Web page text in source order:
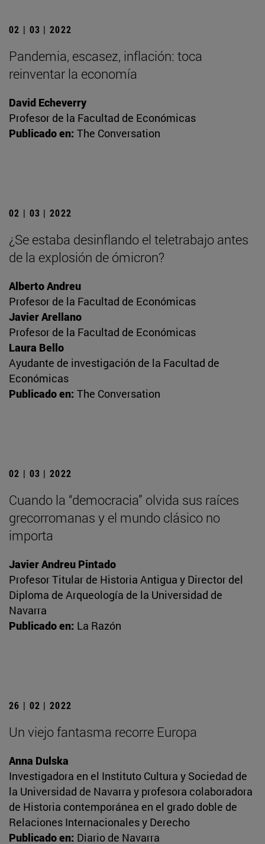
02 | 03 | 2022
Pandemia, escasez, inflación: toca
reinventar la economía
David Echeverry
Profesor de la Facultad de Económicas
Publicado en: The Conversation
02 | 03 | 2022
¿Se estaba desinflando el teletrabajo antes
de la explosión de ómicron?
Alberto Andreu
Profesor de la Facultad de Económicas
Javier Arellano
Profesor de la Facultad de Económicas
Laura Bello
Ayudante de investigación de la Facultad de
Económicas
Publicado en: The Conversation
02 | 03 | 2022
Cuando la “democracia” olvida sus raíces
grecorromanas y el mundo clásico no
importa
Javier Andreu Pintado
Profesor Titular de Historia Antigua y Director del
Diploma de Arqueología de la Universidad de
Navarra
Publicado en: La Razón
26 | 02 | 2022
Un viejo fantasma recorre Europa
Anna Dulska
Investigadora en el Instituto Cultura y Sociedad de
la Universidad de Navarra y profesora colaboradora
de Historia contemporánea en el grado doble de
Relaciones Internacionales y Derecho
Publicado en: Diario de Navarra